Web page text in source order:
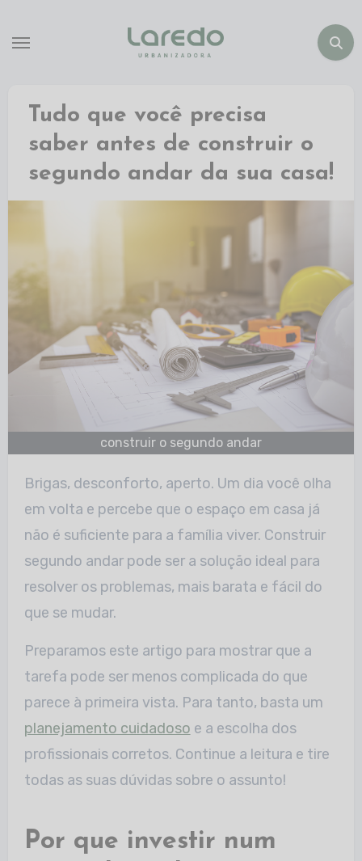
Tudo que você precisa
saber antes de construir o
segundo andar da sua casa!
construir o segundo andar
Brigas, desconforto, aperto. Um dia você olha
em volta e percebe que o espaço em casa já
não é suficiente para a família viver. Construir
segundo andar pode ser a solução ideal para
resolver os problemas, mais barata e fácil do
que se mudar.
Preparamos este artigo para mostrar que a
tarefa pode ser menos complicada do que
parece à primeira vista. Para tanto, basta um
planejamento cuidadoso e a escolha dos
profissionais corretos. Continue a leitura e tire
todas as suas dúvidas sobre o assunto!
Por que investir num